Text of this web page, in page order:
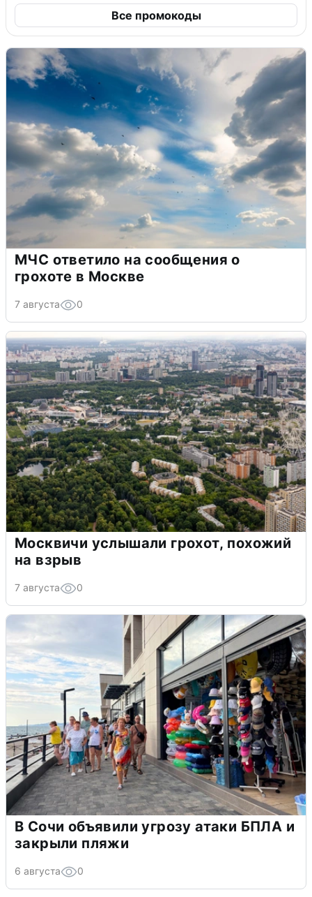
Все промокоды
МЧС ответило на сообщения о
грохоте в Москве
7 августа 0
Москвичи услышали грохот, похожий
на взрыв
7 августа 0
В Сочи объявили угрозу атаки БПЛА и
закрыли пляжи
6 августа 0